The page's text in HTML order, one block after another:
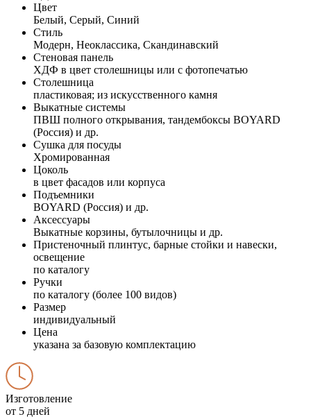
Цвет
Белый, Серый, Синий
Стиль
Модерн, Неоклассика, Скандинавский
Стеновая панель
ХДФ в цвет столешницы или с фотопечатью
Столешница
пластиковая; из искусственного камня
Выкатные системы
ПВШ полного открывания, тандембоксы BOYARD
(Россия) и др.
Сушка для посуды
Хромированная
Цоколь
в цвет фасадов или корпуса
Подъемники
BOYARD (Россия) и др.
Аксессуары
Выкатные корзины, бутылочницы и др.
Пристеночный плинтус, барные стойки и навески,
освещение
по каталогу
Ручки
по каталогу (более 100 видов)
Размер
индивидуальный
Цена
указана за базовую комплектацию
Изготовление
от 5 дней